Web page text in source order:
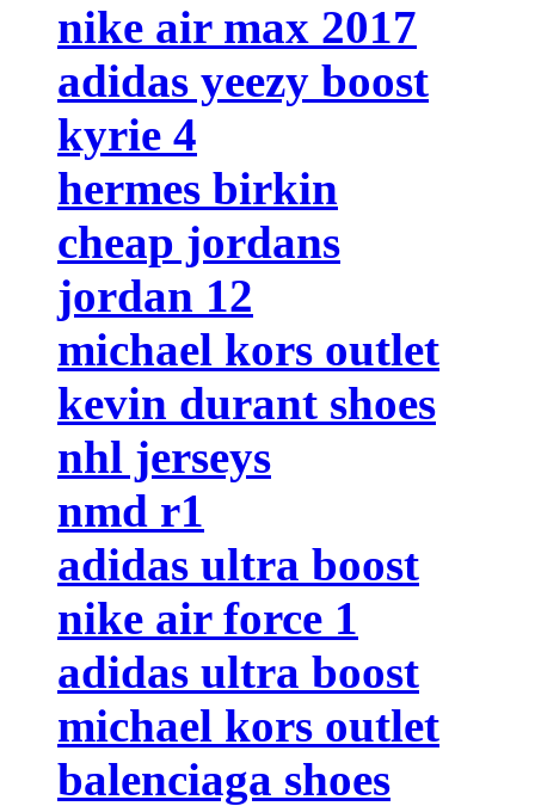
nike air max 2017
adidas yeezy boost
kyrie 4
hermes birkin
cheap jordans
jordan 12
michael kors outlet
kevin durant shoes
nhl jerseys
nmd r1
adidas ultra boost
nike air force 1
adidas ultra boost
michael kors outlet
balenciaga shoes